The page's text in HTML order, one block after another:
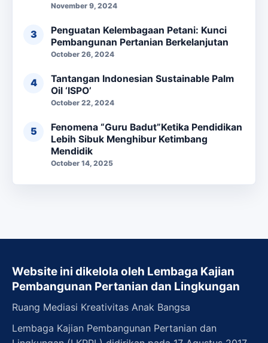
November 9, 2024
Penguatan Kelembagaan Petani: Kunci
Pembangunan Pertanian Berkelanjutan
October 26, 2024
Tantangan Indonesian Sustainable Palm
Oil ‘ISPO’
October 22, 2024
Fenomena “Guru Badut”Ketika Pendidikan
Lebih Sibuk Menghibur Ketimbang
Mendidik
October 14, 2025
Website ini dikelola oleh Lembaga Kajian
Pembangunan Pertanian dan Lingkungan
Ruang Mediasi Kreativitas Anak Bangsa
Lembaga Kajian Pembangunan Pertanian dan